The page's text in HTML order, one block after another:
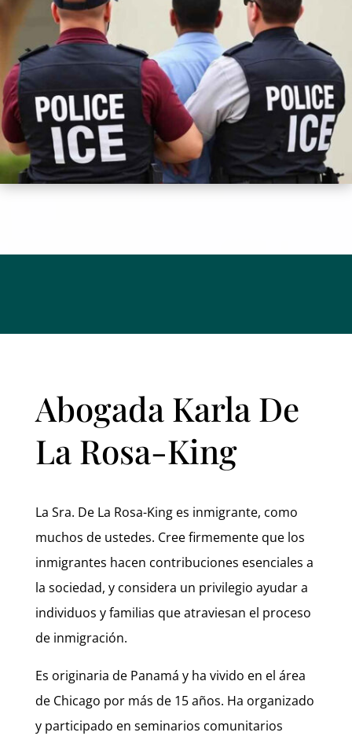
Abogada Karla De
La Rosa-King
La Sra. De La Rosa-King es inmigrante, como
muchos de ustedes. Cree firmemente que los
inmigrantes hacen contribuciones esenciales a
la sociedad, y considera un privilegio ayudar a
individuos y familias que atraviesan el proceso
de inmigración.
Es originaria de Panamá y ha vivido en el área
de Chicago por más de 15 años. Ha organizado
y participado en seminarios comunitarios